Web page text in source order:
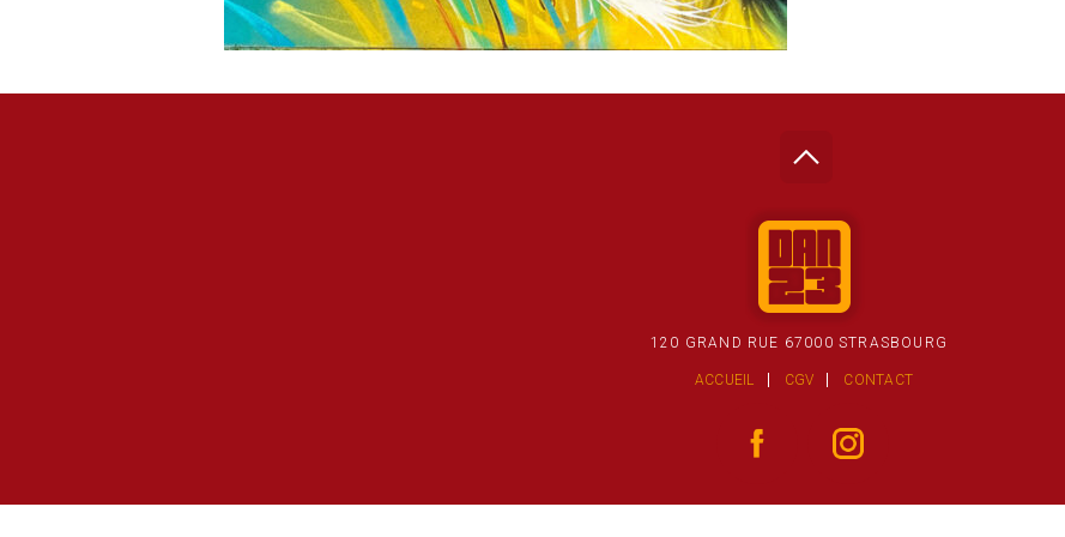
120 GRAND RUE 67000 STRASBOURG
ACCUEIL CGV CONTACT